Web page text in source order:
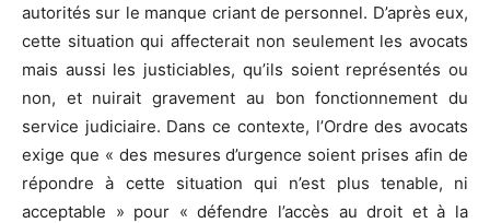
autorités sur le manque criant de personnel. D’après eux,
cette situation qui affecterait non seulement les avocats
mais aussi les justiciables, qu’ils soient représentés ou
non, et nuirait gravement au bon fonctionnement du
service judiciaire. Dans ce contexte, l’Ordre des avocats
exige que « des mesures d’urgence soient prises afin de
répondre à cette situation qui n’est plus tenable, ni
acceptable » pour « défendre l’accès au droit et à la